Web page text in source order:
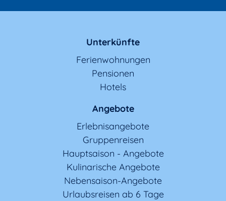
Unterkünfte
Ferienwohnungen
Pensionen
Hotels
Angebote
Erlebnisangebote
Gruppenreisen
Hauptsaison - Angebote
Kulinarische Angebote
Nebensaison-Angebote
Urlaubsreisen ab 6 Tage